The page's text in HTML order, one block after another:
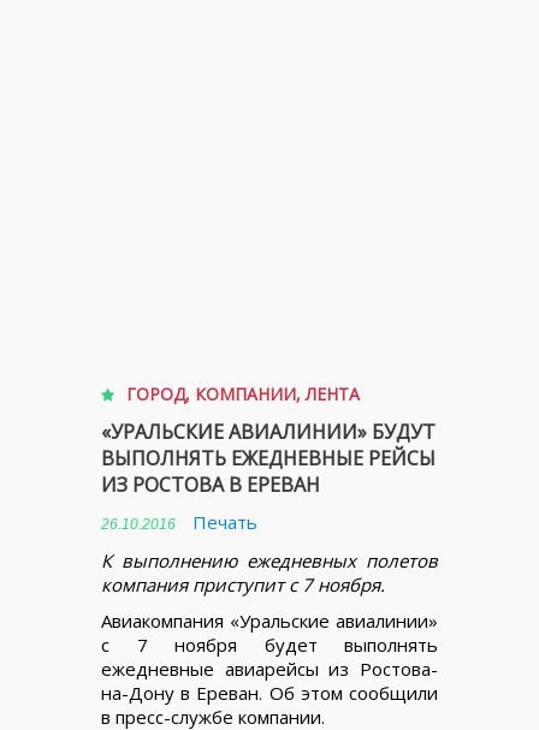
ГОРОД, КОМПАНИИ,ЛЕНТА
«УРАЛЬСКИЕ АВИАЛИНИИ» БУДУТ
ВЫПОЛНЯТЬ ЕЖЕДНЕВНЫЕ РЕЙСЫ
ИЗ РОСТОВА В ЕРЕВАН
26.10.2016
Печать
К выполнению ежедневных полетов
компания приступит с 7 ноября.
Авиакомпания «Уральские авиалинии»
с 7 ноября будет выполнять
ежедневные авиарейсы из Ростова-
на-Дону в Ереван. Об этом сообщили
в пресс-службе компании.